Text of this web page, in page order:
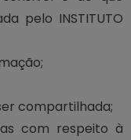
pelo INSTITUTO
compartilhada;
com respeito à